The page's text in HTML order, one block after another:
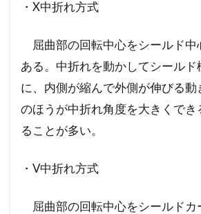
・X中折れ方式
屈曲部の回転中心をシールド中
ある。中折れを動かしてシール
に、内側が縮んで外側が伸びる
のほうが中折れ角度を大きくで
ることが多い。
・V中折れ方式
屈曲部の回転中心をシールドカ